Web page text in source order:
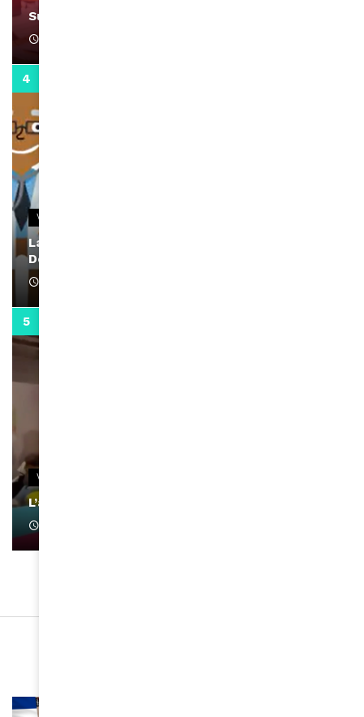
Support Black Business Wee-kend
VIDEOS
La rubrique santé speciale coronavirus du
Docteur Makanda
VIDEOS
L’artiste Yoan s’exprime